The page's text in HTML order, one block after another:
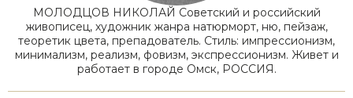
МОЛОДЦОВ НИКОЛАЙ Советский и российский
живописец, художник жанра натюрморт, ню, пейзаж,
теоретик цвета, препадователь. Стиль: импрессионизм,
минимализм, реализм, фовизм, экспрессионизм. Живет и
работает в городе Омск, РОССИЯ.